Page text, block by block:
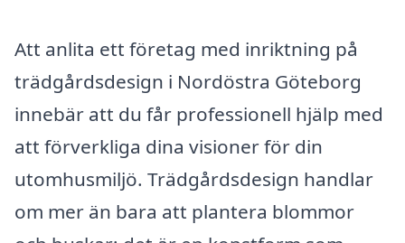
Att anlita ett företag med inriktning på
trädgårdsdesign i Nordöstra Göteborg
innebär att du får professionell hjälp med
att förverkliga dina visioner för din
utomhusmiljö. Trädgårdsdesign handlar
om mer än bara att plantera blommor